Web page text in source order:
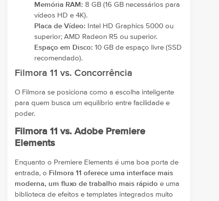
Memória RAM: 8 GB (16 GB necessários para
vídeos HD e 4K).
Placa de Vídeo: Intel HD Graphics 5000 ou
superior; AMD Radeon R5 ou superior.
Espaço em Disco: 10 GB de espaço livre (SSD
recomendado).
Filmora 11 vs. Concorrência
O Filmora se posiciona como a escolha inteligente
para quem busca um equilíbrio entre facilidade e
poder.
Filmora 11 vs. Adobe Premiere
Elements
Enquanto o Premiere Elements é uma boa porta de
entrada, o Filmora 11 oferece uma interface mais
moderna, um fluxo de trabalho mais rápido e uma
biblioteca de efeitos e templates integrados muito